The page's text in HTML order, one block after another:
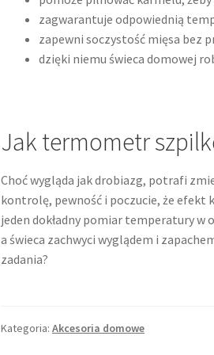
zagwarantuje odpowiednią
zapewni soczystość mięsa bez
dzięki niemu świeca domowej
Jak termometr
Choć wygląda jak drobiazg, potrafi
kontrolę, pewność i poczucie, że efekt
jeden dokładny pomiar temperatury w
a świeca zachwyci wyglądem i
zadania?
Kategoria:Akcesoria domowe